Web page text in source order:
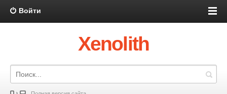
Войти
Xenolith